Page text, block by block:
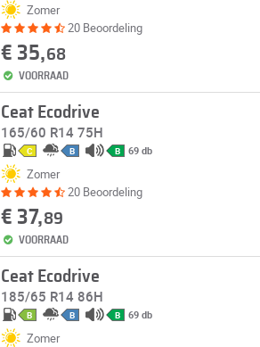
Zomer
20 Beoordeling
€ 35,68
VOORRAAD
Ceat Ecodrive
165/60 R14 75H
C B B 69 db
Zomer
20 Beoordeling
€ 37,89
VOORRAAD
Ceat Ecodrive
185/65 R14 86H
B B B 69 db
Zomer